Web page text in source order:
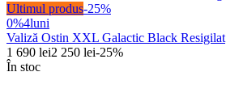
Ultimul produs-25%
0%4luni
Valiză Ostin XXL Galactic Black Resigilat
1 690 lei2 250 lei-25%
În stoc